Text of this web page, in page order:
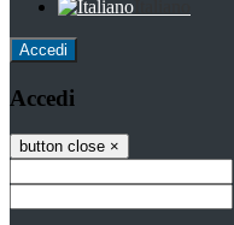
Accedi
Accedi
button close ×